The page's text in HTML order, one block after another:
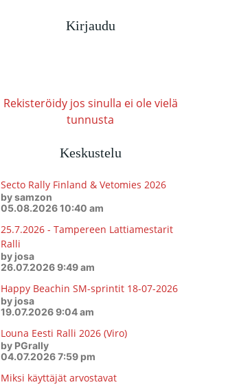
Kirjaudu
Rekisteröidy jos sinulla ei ole vielä
tunnusta
Keskustelu
Secto Rally Finland & Vetomies 2026
by samzon
05.08.2026 10:40 am
25.7.2026 - Tampereen Lattiamestarit
Ralli
by josa
26.07.2026 9:49 am
Happy Beachin SM-sprintit 18-07-2026
by josa
19.07.2026 9:04 am
Louna Eesti Ralli 2026 (Viro)
by PGrally
04.07.2026 7:59 pm
Miksi käyttäjät arvostavat